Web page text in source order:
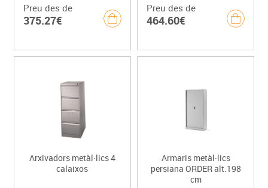
Preu des de
375.27€
Preu des de
464.60€
Arxivadors metàl·lics 4
calaixos
Armaris metàl·lics
persiana ORDER alt.198
cm